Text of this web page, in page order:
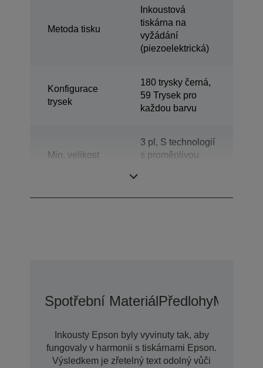
Metoda tisku
Inkoustová
tiskárna na
vyžádání
(piezoelektrická)
Konfigurace
trysek
180 trysky černá,
59 Trysek pro
každou barvu
Min. velikost
3 pl, S technologií
s proměnlivou
Spotřební MateriálPředlohy
Inkousty Epson byly vyvinuty tak, aby
fungovaly v harmonii s tiskárnami Epson.
Výsledkem je zřetelný text odolný vůči